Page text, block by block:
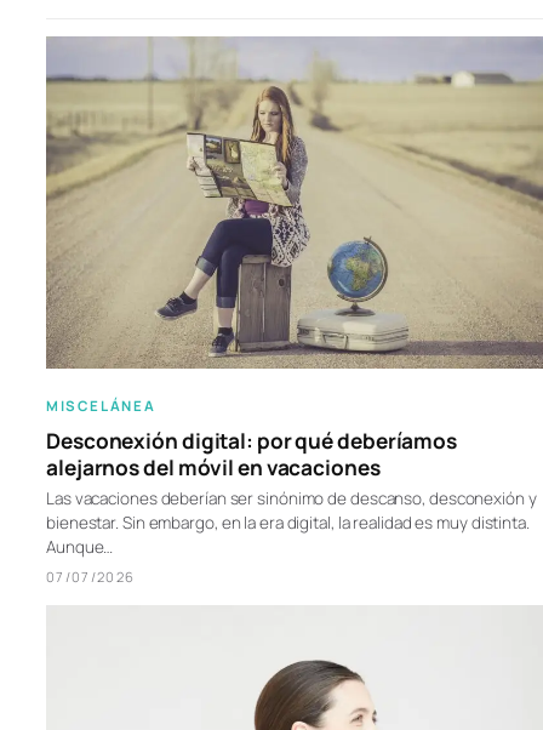
MISCELÁNEA
Desconexión digital: por qué deberíamos
alejarnos del móvil en vacaciones
Las vacaciones deberían ser sinónimo de descanso, desconexión y
bienestar. Sin embargo, en la era digital, la realidad es muy distinta.
Aunque…
07/07/2026